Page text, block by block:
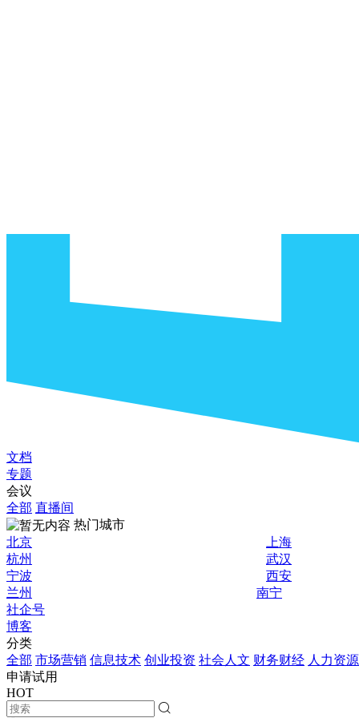
文档
专题
会议
全部 直播间
热门城市
北京
上海
杭州
武汉
宁波
西安
兰州
南宁
社企号
博客
分类
全部 市场营销 信息技术 创业投资 社会人文 财务财经 人力资源
申请试用
HOT